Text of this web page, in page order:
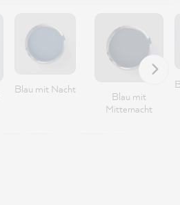
Blau mit Nacht
Blau mit
Mitternacht